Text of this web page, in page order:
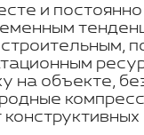
и постоянно
на объекте,